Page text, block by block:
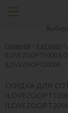
Главная / Каталог /
ILOVEZOOPT5000
ILOVEZOOPT20000
СКИДКА ДЛЯ